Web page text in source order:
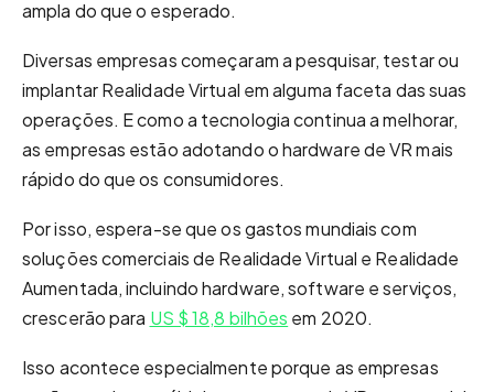
ampla do que o esperado.
Diversas empresas começaram a pesquisar, testar ou
implantar Realidade Virtual em alguma faceta das suas
operações. E como a tecnologia continua a melhorar,
as empresas estão adotando o hardware de VR mais
rápido do que os consumidores.
Por isso, espera-se que os gastos mundiais com
soluções comerciais de Realidade Virtual e Realidade
Aumentada, incluindo hardware, software e serviços,
crescerão para US $ 18,8 bilhões em 2020.
Isso acontece especialmente porque as empresas